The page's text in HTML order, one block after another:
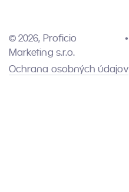
© 2026, Proficio
Marketing s.r.o.
Ochrana osobných údajov